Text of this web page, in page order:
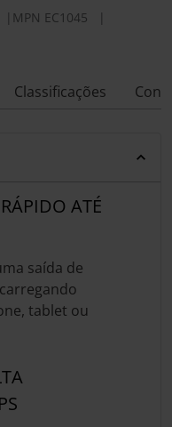
MPN EC1045
Classificações
ATÉ
saída de
tablet ou